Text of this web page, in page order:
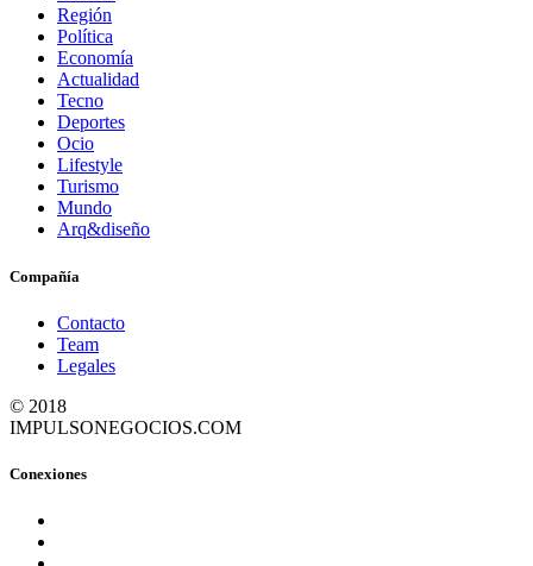
Región
Política
Economía
Actualidad
Tecno
Deportes
Ocio
Lifestyle
Turismo
Mundo
Arq&diseño
Compañía
Contacto
Team
Legales
© 2018
IMPULSONEGOCIOS.COM
Conexiones